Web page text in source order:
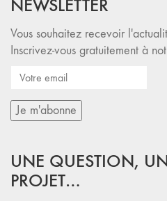
NEWSLETTER
Vous souhaitez recevoir
Inscrivez-vous gratuitement à
UNE QUESTION,
PROJET…